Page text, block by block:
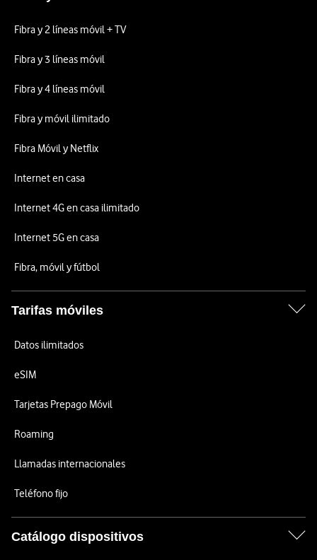
Fibra y 2 líneas móvil + TV
Fibra y 3 líneas móvil
Fibra y 4 líneas móvil
Fibra y móvil ilimitado
Fibra Móvil y Netflix
Internet en casa
Internet 4G en casa ilimitado
Internet 5G en casa
Fibra, móvil y fútbol
Tarifas móviles
Datos ilimitados
eSIM
Tarjetas Prepago Móvil
Roaming
Llamadas internacionales
Teléfono fijo
Catálogo dispositivos